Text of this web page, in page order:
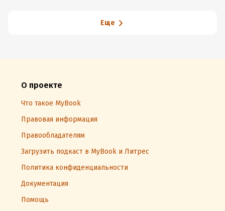
Еще
О проекте
Что такое MyBook
Правовая информация
Правообладателям
Загрузить подкаст в MyBook и Литрес
Политика конфиденциальности
Документация
Помощь